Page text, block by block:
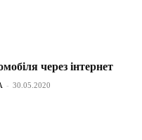
через інтернет
- 30.05.2020